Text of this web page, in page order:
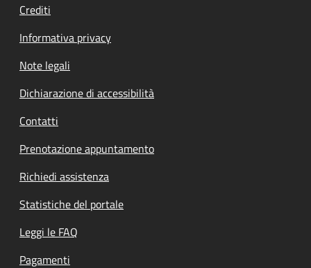
Crediti
Informativa privacy
Note legali
Dichiarazione di accessibilità
Contatti
Prenotazione appuntamento
Richiedi assistenza
Statistiche del portale
Leggi le FAQ
Pagamenti